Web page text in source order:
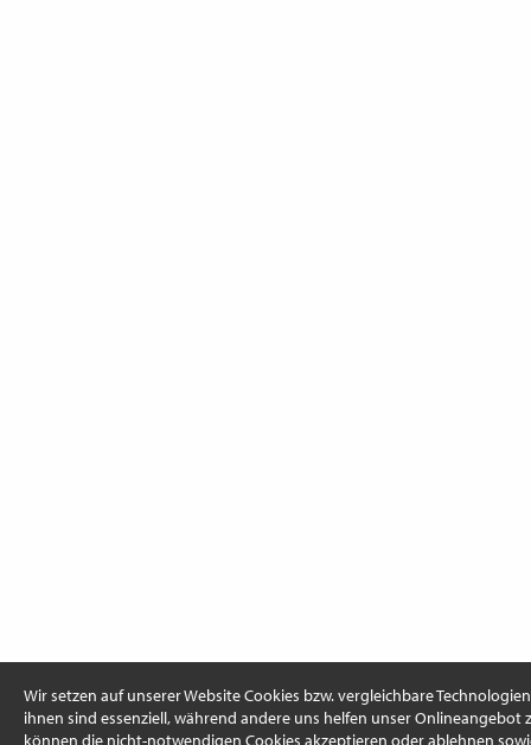
Wir setzen auf unserer Website Cookies bzw. vergleichbare
ihnen sind essenziell, während andere uns helfen unser Onlineangebot
können die nicht-notwendigen Cookies akzeptieren oder ablehnen